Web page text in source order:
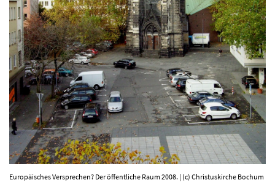
PROGRAMM
KIRCHE DER KULTUREN
FOTOS
KONTAKT
Europäisches Versprechen? Der öffentliche Raum 2008. | (c) Christuskirche Bochum